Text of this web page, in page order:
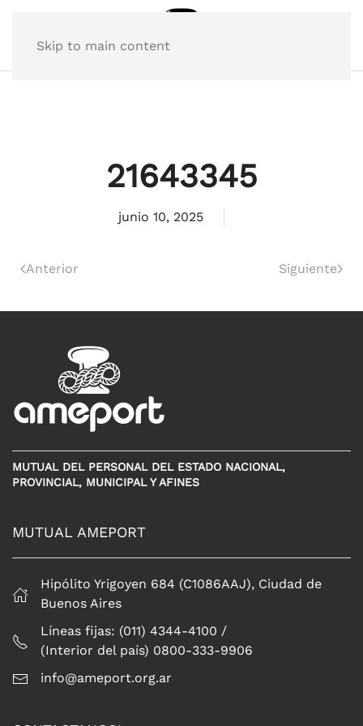
Skip to main content
21643345
junio 10, 2025
Anterior Siguiente
MUTUAL DEL PERSONAL DEL ESTADO NACIONAL,
PROVINCIAL, MUNICIPAL Y AFINES
MUTUAL AMEPORT
Hipólito Yrigoyen 684 (C1086AAJ), Ciudad de
Buenos Aires
Líneas fijas: (011) 4344-4100 /
(Interior del país) 0800-333-9906
info@ameport.org.ar